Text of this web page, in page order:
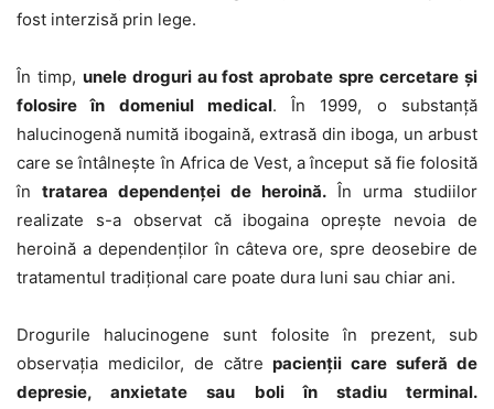
fost interzisă prin lege.
În timp, unele droguri au fost aprobate spre cercetare și
folosire în domeniul medical. În 1999, o substanță
halucinogenă numită ibogaină, extrasă din iboga, un arbust
care se întâlnește în Africa de Vest, a început să fie folosită
în tratarea dependenței de heroină. În urma studiilor
realizate s-a observat că ibogaina oprește nevoia de
heroină a dependenților în câteva ore, spre deosebire de
tratamentul tradițional care poate dura luni sau chiar ani.
Drogurile halucinogene sunt folosite în prezent, sub
observația medicilor, de cătrepacienții care suferă de
depresie, anxietate sau boli în stadiu terminal.